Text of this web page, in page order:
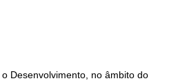
Desenvolvimento, no âmbito do